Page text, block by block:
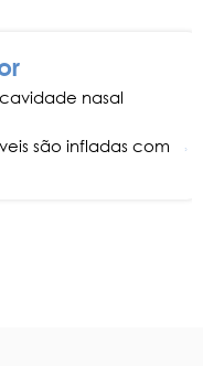
nasal
são infladas com